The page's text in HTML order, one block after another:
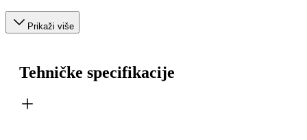
Prikaži više
Tehničke specifikacije